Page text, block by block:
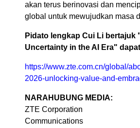
akan terus berinovasi dan
global untuk mewujudkan masa
Pidato lengkap Cui Li
Uncertainty in the AI Era"
https://www.zte.com.cn/global/
2026-unlocking-value-and-
NARAHUBUNG MEDIA:
ZTE Corporation
Communications